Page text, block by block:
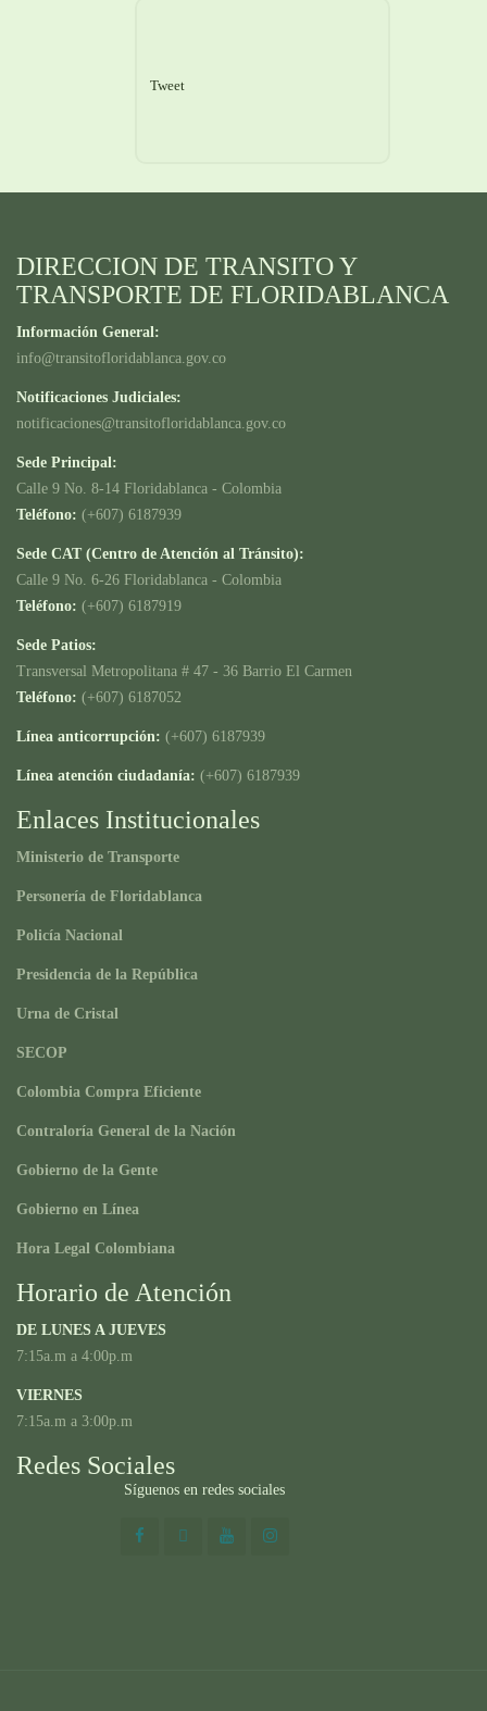
Tweet
DIRECCION DE TRANSITO Y
TRANSPORTE DE FLORIDABLANCA
Información General:
info@transitofloridablanca.gov.co
Notificaciones Judiciales:
notificaciones@transitofloridablanca.gov.co
Sede Principal:
Calle 9 No. 8-14 Floridablanca - Colombia
Teléfono: (+607) 6187939
Sede CAT (Centro de Atención al Tránsito):
Calle 9 No. 6-26 Floridablanca - Colombia
Teléfono: (+607) 6187919
Sede Patios:
Transversal Metropolitana # 47 - 36 Barrio El Carmen
Teléfono: (+607) 6187052
Línea anticorrupción: (+607) 6187939
Línea atención ciudadanía: (+607) 6187939
Enlaces Institucionales
Ministerio de Transporte
Personería de Floridablanca
Policía Nacional
Presidencia de la República
Urna de Cristal
SECOP
Colombia Compra Eficiente
Contraloría General de la Nación
Gobierno de la Gente
Gobierno en Línea
Hora Legal Colombiana
Horario de Atención
DE LUNES A JUEVES
7:15a.m a 4:00p.m
VIERNES
7:15a.m a 3:00p.m
Redes Sociales
Síguenos en redes sociales